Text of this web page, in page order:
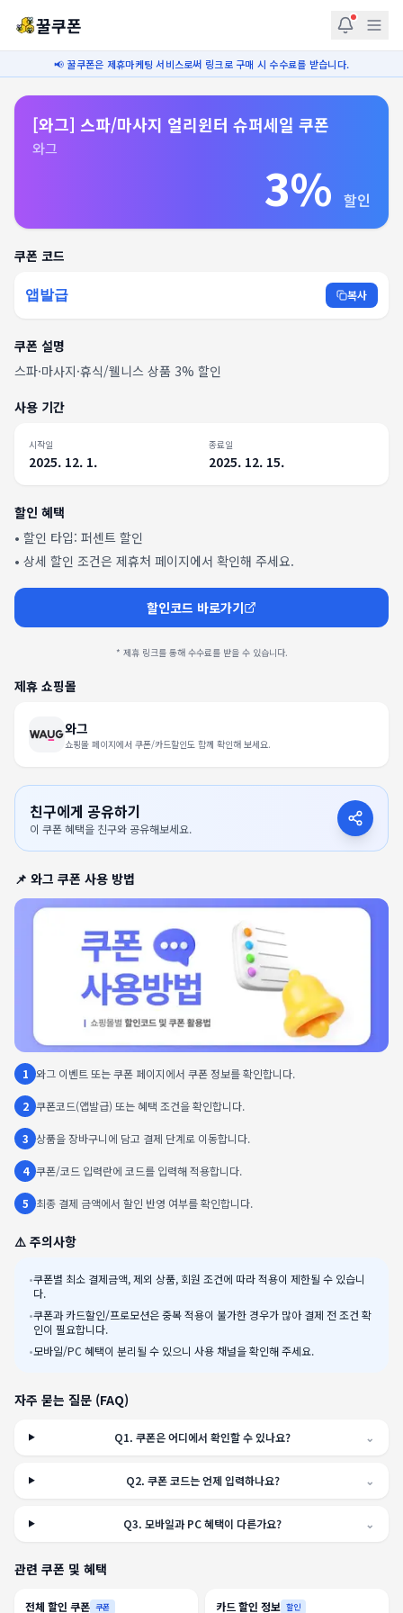
꿀쿠폰
📢 꿀쿠폰은 제휴마케팅 서비스로써 링크로 구매 시 수수료를 받습니다.
[와그] 스파/마사지 얼리윈터 슈퍼세일 쿠폰
와그
3% 할인
쿠폰 코드
앱발급 복사
쿠폰 설명
스파·마사지·휴식/웰니스 상품 3% 할인
사용 기간
시작일
2025. 12. 1.
종료일
2025. 12. 15.
할인 혜택
• 할인 타입: 퍼센트 할인
• 상세 할인 조건은 제휴처 페이지에서 확인해 주세요.
할인코드 바로가기
* 제휴 링크를 통해 수수료를 받을 수 있습니다.
제휴 쇼핑몰
와그
쇼핑몰 페이지에서 쿠폰/카드할인도 함께 확인해 보세요.
친구에게 공유하기
이 쿠폰 혜택을 친구와 공유해보세요.
📌 와그 쿠폰 사용 방법
1 와그 이벤트 또는 쿠폰 페이지에서 쿠폰 정보를 확인합니다.
2 쿠폰코드(앱발급) 또는 혜택 조건을 확인합니다.
3 상품을 장바구니에 담고 결제 단계로 이동합니다.
4 쿠폰/코드 입력란에 코드를 입력해 적용합니다.
5 최종 결제 금액에서 할인 반영 여부를 확인합니다.
⚠️ 주의사항
•쿠폰별 최소 결제금액, 제외 상품, 회원 조건에 따라 적용이 제한될 수 있습니
다.
•쿠폰과 카드할인/프로모션은 중복 적용이 불가한 경우가 많아 결제 전 조건 확
인이 필요합니다.
•모바일/PC 혜택이 분리될 수 있으니 사용 채널을 확인해 주세요.
자주 묻는 질문 (FAQ)
Q1.쿠폰은 어디에서 확인할 수 있나요? ⌄
Q2. 쿠폰 코드는 언제 입력하나요? ⌄
Q3.모바일과 PC 혜택이 다른가요? ⌄
관련 쿠폰 및 혜택
전체 할인 쿠폰 쿠폰 카드 할인 정보 할인